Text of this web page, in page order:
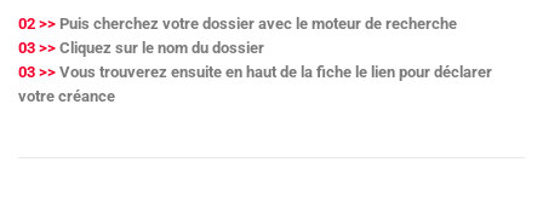
02 >> Puis cherchez votre dossier avec le moteur de recherche
03 >> Cliquez sur le nom du dossier
03 >> Vous trouverez ensuite en haut de la fiche le lien pour déclarer
votre créance